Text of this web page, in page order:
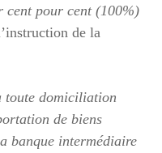
cent pour cent (100%)
de la
toute domiciliation
de biens
banque intermédiaire